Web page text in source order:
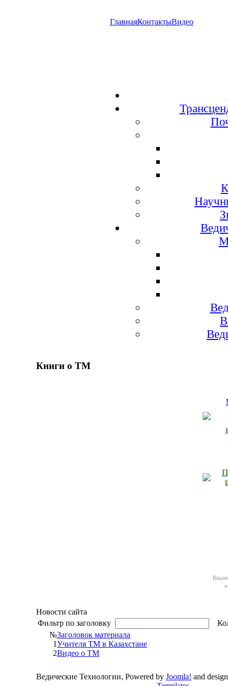
ГлавнаяКонтактыВидео
Книги о ТМ
Новости сайта
Фильтр по заголовку
№Заголовок материала
1Учителя ТМ в Казахстане
2Видео о ТМ
Ведические Технологии, Powered by Joomla! and